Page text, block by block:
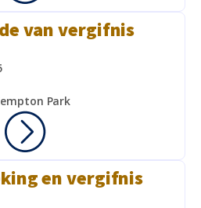
van vergifnis
Park
en vergifnis